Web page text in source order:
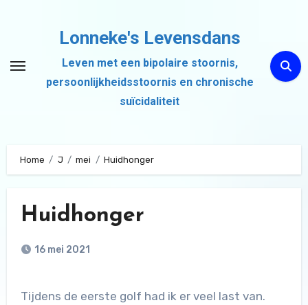
inhoud
Lonneke's Levensdans
Leven met een bipolaire stoornis,
persoonlijkheidsstoornis en chronische
suïcidaliteit
Home J mei Huidhonger
Huidhonger
16 mei 2021
Tijdens de eerste golf had ik er veel last van.